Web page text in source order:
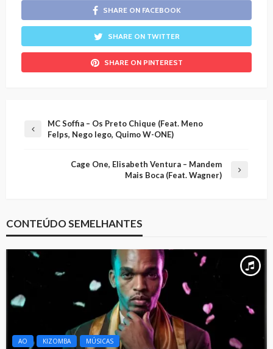
SHARE ON FACEBOOK
SHARE ON TWITTER
SHARE ON PINTEREST
MC Soffia – Os Preto Chique (Feat. Meno
Felps, Nego Iego, Quimo W-ONE)
Cage One, Elisabeth Ventura – Mandem
Mais Boca (Feat. Wagner)
CONTEÚDO SEMELHANTES
AO KIZOMBA MÚSICAS